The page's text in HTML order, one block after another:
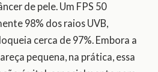
de pele. Um FPS 50
98% dos raios UVB,
cerca de 97%. Embora a
pequena, na prática, essa